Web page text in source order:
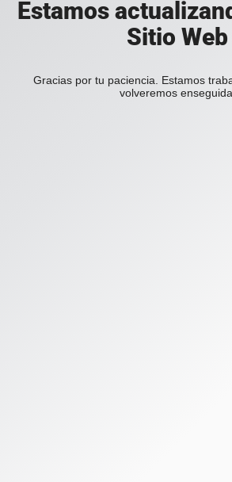
Estamos
Sitio Web
Gracias por tu paciencia. Estamos
volveremos enseguida.